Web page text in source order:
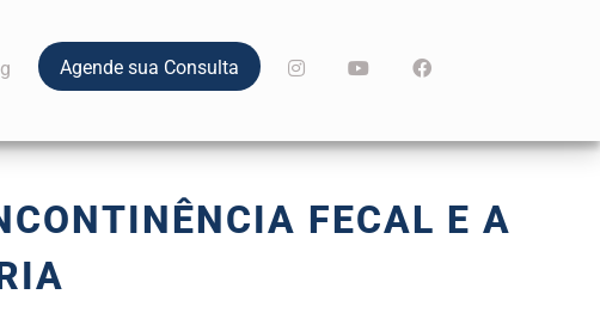
Agende sua Consulta
FECAL E A